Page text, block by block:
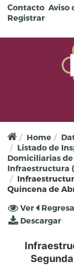
Pasar al
Contacto Aviso
Registrar
Home
Listado de
Domiciliarias
Infraestructura
Quincena de
Solapas
Ver (solapa
activa)
Descargar